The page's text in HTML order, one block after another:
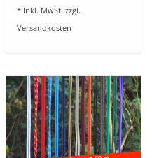
* Inkl. MwSt. zzgl.
Versandkosten